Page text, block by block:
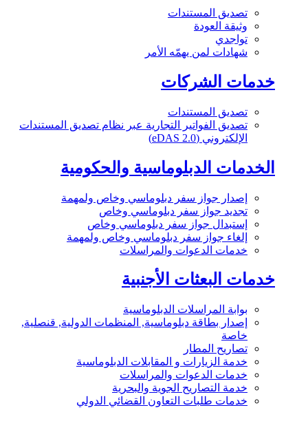
تصديق المستندات
وثيقة العودة
تواجدي
شهادات لمن يهمّه الأمر
خدمات الشركات
تصديق المستندات
تصديق الفواتير التجارية عبر نظام تصديق المستندات
الإلكتروني (eDAS 2.0)
الخدمات الدبلوماسية والحكومية
إصدار جواز سفر دبلوماسي وخاص ولمهمة
تجديد جواز سفر دبلوماسي وخاص
إستبدال جواز سفر دبلوماسي وخاص
إلغاء جواز سفر دبلوماسي وخاص ولمهمة
خدمات الدعوات والمراسلات
خدمات البعثات الأجنبية
بوابة المراسلات الدبلوماسية
إصدار بطاقة دبلوماسية, المنظمات الدولية, قنصلية,
خاصة
تصاريح المطار
خدمة الزيارات و المقابلات الدبلوماسية
خدمات الدعوات والمراسلات
خدمة التصاريح الجوية والبحرية
خدمات طلبات التعاون القضائي الدولي